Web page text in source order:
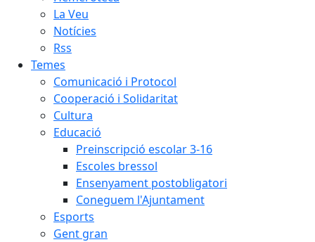
La Veu
Notícies
Rss
Temes
Comunicació i Protocol
Cooperació i Solidaritat
Cultura
Educació
Preinscripció escolar 3-16
Escoles bressol
Ensenyament postobligatori
Coneguem l'Ajuntament
Esports
Gent gran